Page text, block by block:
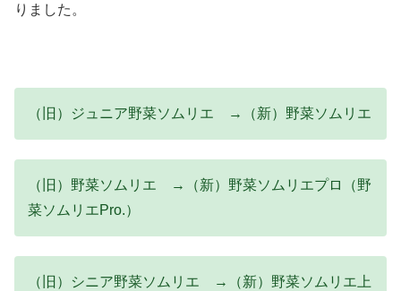
りました。
（旧）ジュニア野菜ソムリエ →（新）野菜ソムリエ
（旧）野菜ソムリエ →（新）野菜ソムリエプロ（野
菜ソムリエPro.）
（旧）シニア野菜ソムリエ →（新）野菜ソムリエ上